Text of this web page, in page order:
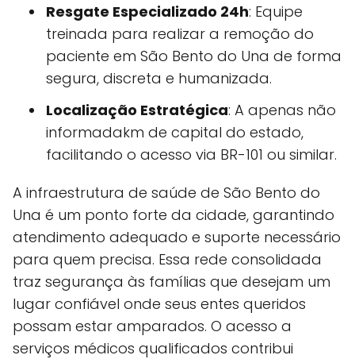
Resgate Especializado 24h: Equipe
treinada para realizar a remoção do
paciente em São Bento do Una de forma
segura, discreta e humanizada.
Localização Estratégica: A apenas não
informadakm de capital do estado,
facilitando o acesso via BR-101 ou similar.
A infraestrutura de saúde de São Bento do
Una é um ponto forte da cidade, garantindo
atendimento adequado e suporte necessário
para quem precisa. Essa rede consolidada
traz segurança às famílias que desejam um
lugar confiável onde seus entes queridos
possam estar amparados. O acesso a
serviços médicos qualificados contribui